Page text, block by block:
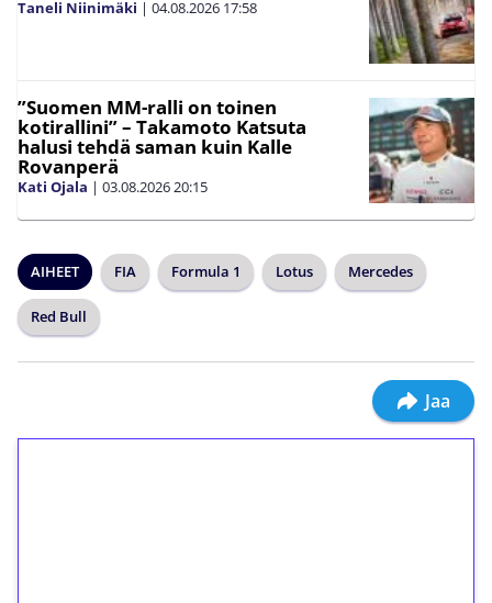
Taneli Niinimäki | 04.08.2026 17:58
”Suomen MM-ralli on toinen
kotirallini” – Takamoto Katsuta
halusi tehdä saman kuin Kalle
Rovanperä
Kati Ojala | 03.08.202620:15
AIHEET FIA Formula 1 Lotus Mercedes
Red Bull
Jaa